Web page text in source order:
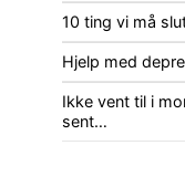
10 ting vi må
Hjelp med
Ikke vent til i
sent…